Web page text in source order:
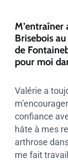
M’entraîner
Brisebois
de
pour moi
Valérie a
confiance
hâte à mes
arthrose
me fait